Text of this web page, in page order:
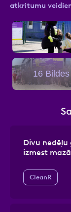
atkritumu
16 Bildes
Divu nedēļu
izmest
CleanR